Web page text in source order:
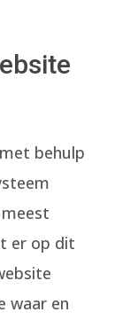
behulp
er op dit
waar en